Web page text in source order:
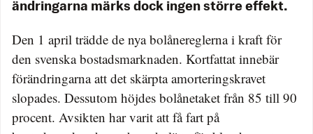
ändringarna märks dock ingen större effekt.
Den 1 april trädde de nya bolånereglerna i kraft för
den svenska bostadsmarknaden. Kortfattat innebär
förändringarna att det skärpta amorteringskravet
slopades. Dessutom höjdes bolånetaket från 85 till 90
procent. Avsikten har varit att få fart på